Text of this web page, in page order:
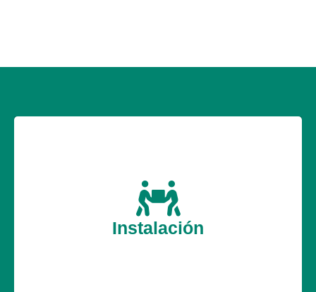
Instalación
Cuando adquiera su equipo no dude en solicitar
nuestro servicio de instalación a un precio
económico, pondremos a nuestros mejores
profesionales para realizar el servicio que